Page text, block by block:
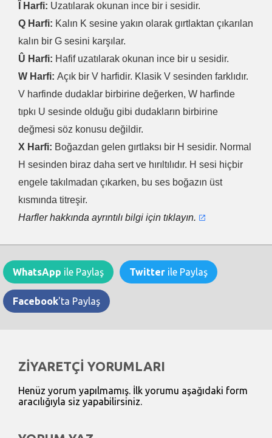
Î Harfi: Uzatılarak okunan ince bir i sesidir.
Q Harfi: Kalın K sesine yakın olarak gırtlaktan çıkarılan
kalın bir G sesini karşılar.
Û Harfi: Hafif uzatılarak okunan ince bir u sesidir.
W Harfi: Açık bir V harfidir. Klasik V sesinden farklıdır.
V harfinde dudaklar birbirine değerken, W harfinde
tıpkı U sesinde olduğu gibi dudakların birbirine
değmesi söz konusu değildir.
X Harfi: Boğazdan gelen gırtlaksı bir H sesidir. Normal
H sesinden biraz daha sert ve hırıltılıdır. H sesi hiçbir
engele takılmadan çıkarken, bu ses boğazın üst
kısmında titreşir.
Harfler hakkında ayrıntılı bilgi için tıklayın.
WhatsApp ile Paylaş Twitter ile Paylaş
Facebook'ta Paylaş
ZİYARETÇİ YORUMLARI
Henüz yorum yapılmamış. İlk yorumu aşağıdaki form
aracılığıyla siz yapabilirsiniz.